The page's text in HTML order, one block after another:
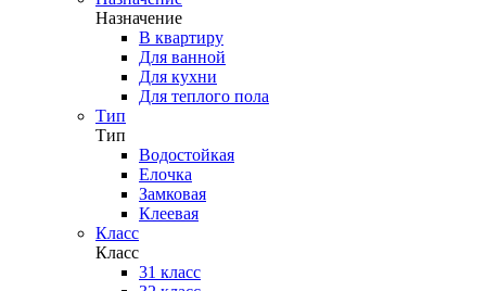
Назначение
В квартиру
Для ванной
Для кухни
Для теплого пола
Тип
Тип
Водостойкая
Елочка
Замковая
Клеевая
Класс
Класс
31 класс